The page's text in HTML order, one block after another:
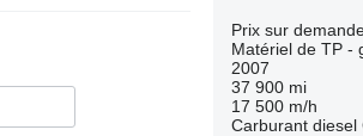
Prix sur
Matériel de TP -
2007
37 900 mi
17 500 m/h
Carburant diesel